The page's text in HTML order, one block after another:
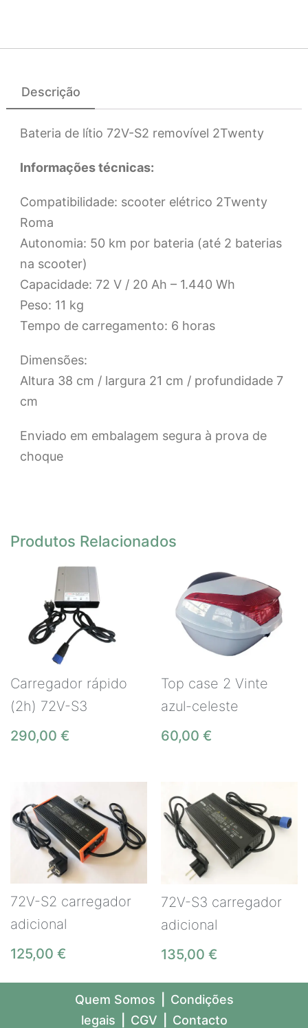
Descrição
Bateria de lítio 72V-S2 removível 2Twenty
Informações técnicas:
Compatibilidade: scooter elétrico 2Twenty
Roma
Autonomia: 50 km por bateria (até 2 baterias
na scooter)
Capacidade: 72 V / 20 Ah – 1.440 Wh
Peso: 11 kg
Tempo de carregamento: 6 horas
Dimensões:
Altura 38 cm / largura 21 cm / profundidade 7
cm
Enviado em embalagem segura à prova de
choque
Produtos Relacionados
Carregador rápido
(2h) 72V-S3
290,00 €
Top case 2 Vinte
azul-celeste
60,00 €
72V-S2 carregador
adicional
125,00 €
72V-S3 carregador
adicional
135,00 €
Quem Somos
Condições
legais
CGV Contacto